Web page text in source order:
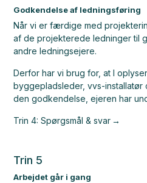
Godkendelse af ledningsføring
Når vi er færdige med
af de projekterede ledninger til
andre ledningsejere.
Derfor har vi brug for, at I
byggepladsleder, vvs-installatør
den godkendelse, ejeren har
Trin 4: Spørgsmål & svar
Trin 5
Arbejdet går i gang